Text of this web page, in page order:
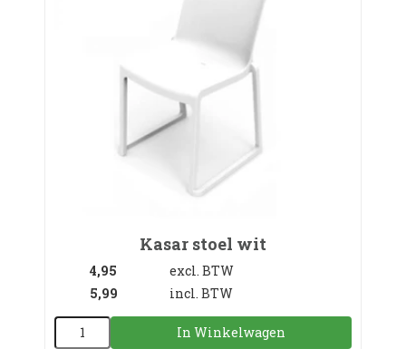
Kasar stoel wit
4,95
excl. BTW
5,99
incl. BTW
In Winkelwagen